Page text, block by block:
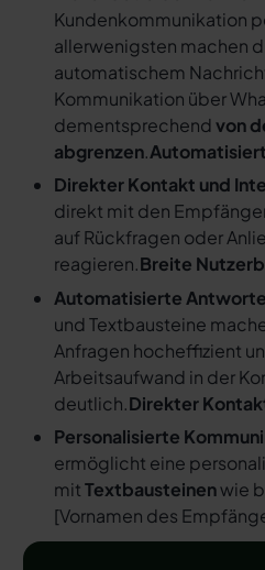
Kundenkommunikation
allerwenigsten machen
automatischem
Kommunikation über
dementsprechendvon
abgrenzen.
Direkter Kontakt und
direkt mit den
auf Rückfragen oder
reagieren.Breite
Automatisierte
und Textbausteine
Anfragen hocheffizient
Arbeitsaufwand in der
deutlich.Direkter
Personalisierte
ermöglicht eine
mitTextbausteinenwie
[Vornamen des